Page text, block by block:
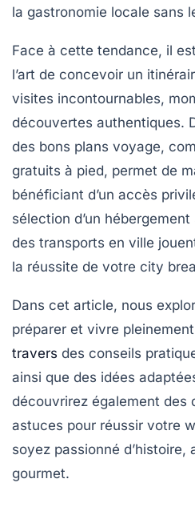
la gastronomie locale sans
Face à cette tendance, il
l’art de concevoir un
visites incontournables,
découvertes authentiques.
des bons plans voyage,
gratuits à pied, permet de
bénéficiant d’un accès
sélection d’un
des transports en ville
la réussite de votre city
Dans cet article, nous
préparer et vivre
travers des conseils
ainsi que des idées
découvrirez également des
astuces pour réussir votre
soyez passionné
gourmet.